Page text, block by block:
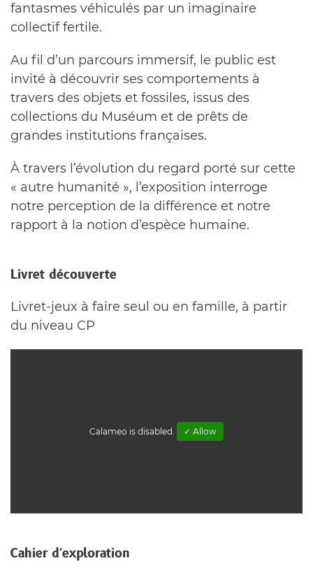
fantasmes véhiculés par un imaginaire
collectif fertile.
Au fil d’un parcours immersif, le public est
invité à découvrir ses comportements à
travers des objets et fossiles, issus des
collections du Muséum et de prêts de
grandes institutions françaises.
À travers l’évolution du regard porté sur cette
« autre humanité », l’exposition interroge
notre perception de la différence et notre
rapport à la notion d’espèce humaine.
Livret découverte
Livret-jeux à faire seul ou en famille, à partir
du niveau CP
Calameo is disabled. ✓ Allow
Cahier d'exploration